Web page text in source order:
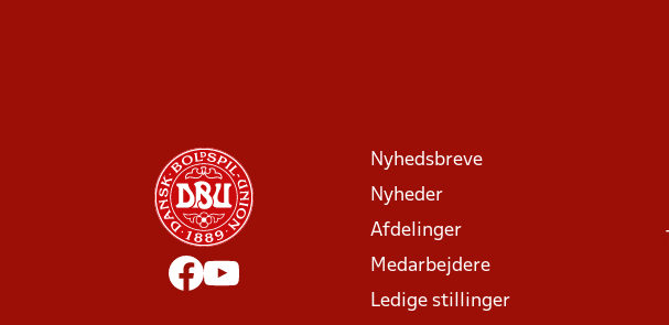
Nyhedsbreve
Nyheder
Afdelinger
Medarbejdere
Ledige stillinger